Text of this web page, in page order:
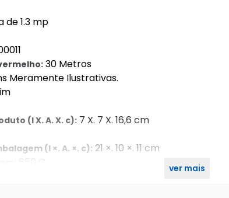
de 1.3 mp
30 Metros
Meramente Ilustrativas.
(l X. A. X. c): 7 X. 7 X. 16,6 cm
(l ×. A. ×. c): 21 ×. 10 ×. 11 cm
650 G. ver mais